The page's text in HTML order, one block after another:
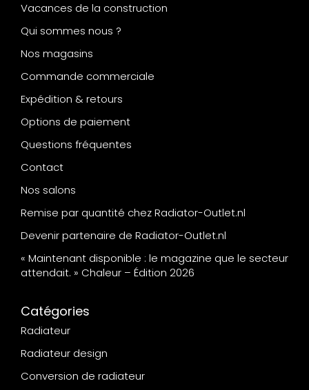
Vacances de la construction
Qui sommes nous ?
Nos magasins
Commande commerciale
Expédition & retours
Options de paiement
Questions fréquentes
Contact
Nos salons
Remise par quantité chez Radiator-Outlet.nl
Devenir partenaire de Radiator-Outlet.nl
« Maintenant disponible : le magazine que le secteur
attendait. » Chaleur – Édition 2026
Catégories
Radiateur
Radiateur design
Conversion de radiateur